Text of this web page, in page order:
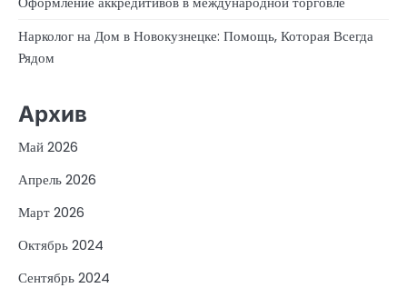
Нарколог на Дом в Новокузнецке: Помощь, Которая Всегда
Рядом
Архив
Май 2026
Апрель 2026
Март 2026
Октябрь 2024
Сентябрь 2024